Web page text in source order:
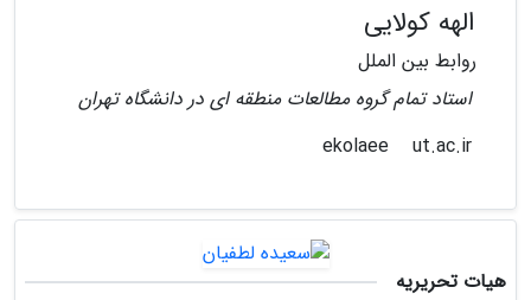
الهه کولایی
روابط بین الملل
استاد تمام گروه مطالعات منطقه ای در دانشگاه تهران
ut.ac.ir
هیات تحریریه